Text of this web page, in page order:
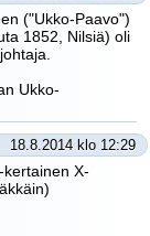
("Ukko-Paavo")
1852, Nilsiä) oli
Ukko-
18.8.2014 klo 12:29
X-